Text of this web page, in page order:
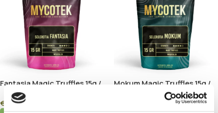
Fantasia Magic Truffles 15g /
25g
€ 15,45–
Mokum Magic Truffles 15g /
24,75